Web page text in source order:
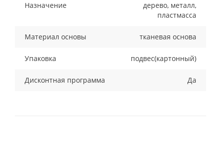
Назначение
дерево, металл,
пластмасса
Материал основы тканевая основа
Упаковка подвес(картонный)
Дисконтная программа Да